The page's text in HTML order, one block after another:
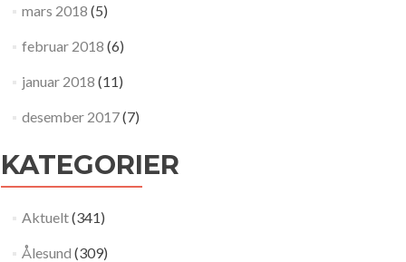
mars 2018 (5)
februar 2018 (6)
januar 2018 (11)
desember 2017(7)
KATEGORIER
Aktuelt(341)
Ålesund (309)